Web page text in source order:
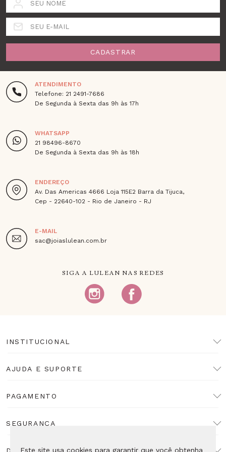
Este site usa cookies para garantir que você obtenha
SEU NOME
SEU E-MAIL
CADASTRAR
ATENDIMENTO
Telefone: 21 2491-7686
De Segunda à Sexta das 9h às 17h
WHATSAPP
21 98496-8670
De Segunda à Sexta das 9h às 18h
ENDEREÇO
Av. Das Americas 4666 Loja 115E2 Barra da Tijuca,
Cep - 22640-102 - Rio de Janeiro - RJ
E-MAIL
sac@joiaslulean.com.br
SIGA A LULEAN NAS REDES
INSTITUCIONAL
AJUDA E SUPORTE
PAGAMENTO
SEGURANÇA